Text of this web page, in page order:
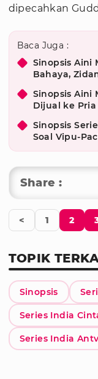
dipecahkan
Baca Juga :
Sinopsis Aini
Bahaya,
Sinopsis Aini
Dijual ke
Sinopsis
Soal Vipu-
Share :
< 1 2
TOPIK
Sinopsis
Series India
Series India Antv